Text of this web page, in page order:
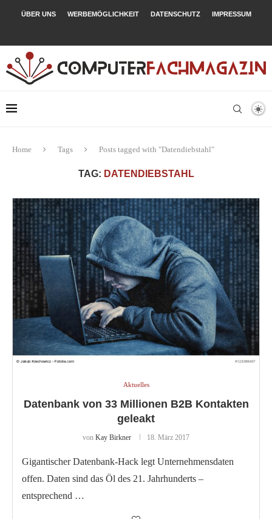
ÜBER UNS WERBEMÖGLICHKEIT DATENSCHUTZ IMPRESSUM
Home Tags Posts tagged with "Datendiebstahl"
TAG: DATENDIEBSTAHL
Aktuelles
Datenbank von 33 Millionen B2B Kontakten
geleakt
von Kay Birkner 18. März 2017
Gigantischer Datenbank-Hack legt Unternehmensdaten
offen. Daten sind das Öl des 21. Jahrhunderts –
entsprechend …